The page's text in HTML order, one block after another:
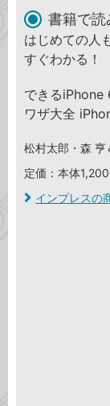
書籍で読
はじめての人
すぐわかる！
できるiPhone
ワザ大全
松村太郎・森 亨
定価：本体
インプレスの